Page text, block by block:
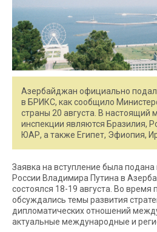
Азербайджан официально подал
в БРИКС, как сообщило
страны 20 августа. В настоящий
инспекции являются Бразилия,
ЮАР, а также Египет, Эфиопия,
Заявка на вступление была
России Владимира Путина в
состоялся 18-19 августа. Во время
обсуждались темы развития
дипломатических отношений
актуальные международные и